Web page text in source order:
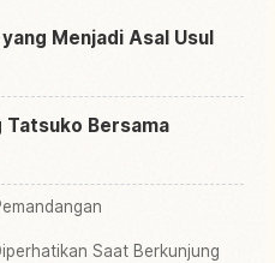
Menjadi Asal Usul
Tatsuko Bersama
Saat Berkunjung